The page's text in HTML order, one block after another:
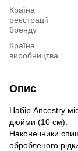
Країна
реєстрації
бренду
Країна
виробництва
Опис
Набір Ancestry
дюйми (10 см).
Наконечники
обробленого